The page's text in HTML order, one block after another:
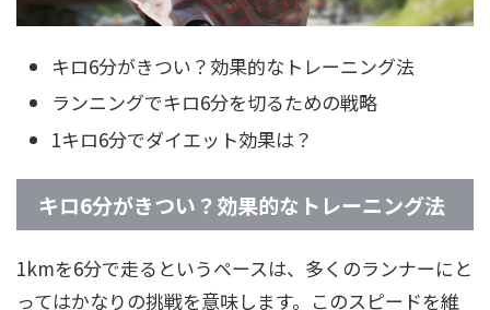
キロ6分がきつい？効果的なトレーニング法
ランニングでキロ6分を切るための戦略
1キロ6分でダイエット効果は？
キロ6分がきつい？効果的なトレーニング法
1kmを6分で走るというペースは、多くのランナーにと
ってはかなりの挑戦を意味します。このスピードを維